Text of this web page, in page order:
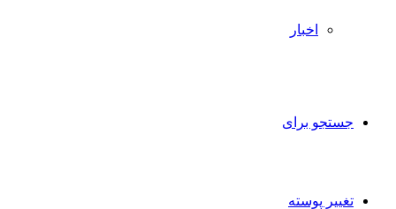
اخبار
جستجو برای
تغییر پوسته